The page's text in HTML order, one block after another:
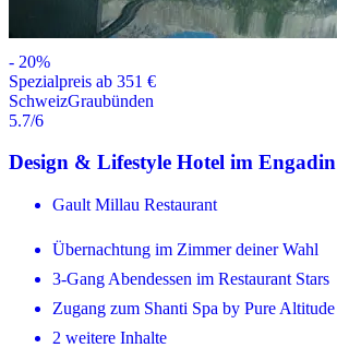
- 20%
Spezialpreis ab 351 €
SchweizGraubünden
5.7/6
Design & Lifestyle Hotel im Engadin
Gault Millau Restaurant
Übernachtung im Zimmer deiner Wahl
3-Gang Abendessen im Restaurant Stars
Zugang zum Shanti Spa by Pure Altitude
2 weitere Inhalte